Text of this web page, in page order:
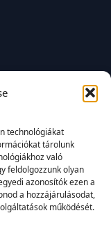
technológiákat
tárolunk
való
feldolgozzunk olyan
azonosítók ezen a
a hozzájárulásodat,
működését.
Kft.
u 1/3.